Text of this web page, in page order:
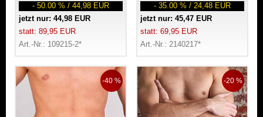
- 50.00 % / 44,98 EUR
jetzt nur: 44,98 EUR
statt: 89,95 EUR
Art.-Nr.: 109215-2*
- 35.00 % / 24,48 EUR
jetzt nur: 45,47 EUR
statt: 69,95 EUR
Art.-Nr.: 2140217*
-40 % -20 %